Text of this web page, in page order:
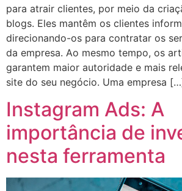
para atrair clientes, por meio da
blogs. Eles mantêm os clientes
direcionando-os para contratar os
da empresa. Ao mesmo tempo, os
garantem maior autoridade e mais
site do seu negócio. Uma empresa
Instagram Ads: A
importância de
nesta ferramenta